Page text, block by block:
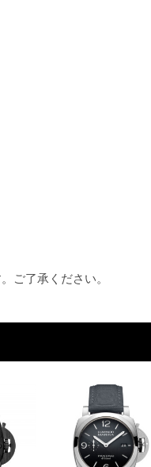
ご了承ください。